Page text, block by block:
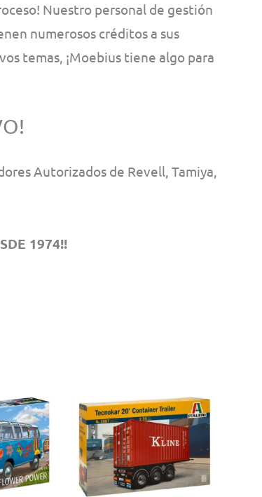
Nuestro personal de gestión
numerosos créditos a sus
temas, ¡Moebius tiene algo para
Autorizados de Revell, Tamiya,
1974!!